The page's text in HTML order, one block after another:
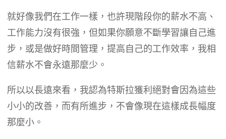
就好像我們在工作一樣，也許現階段你的薪水不高、
工作能力沒有很強，但如果你願意不斷學習讓自己進
步，或是做好時間管理，提高自己的工作效率，我相
信薪水不會永遠那麼少。
所以以長遠來看，我認為特斯拉獲利絕對會因為這些
小小的改善，而有所進步，不會像現在這樣成長幅度
那麼小。